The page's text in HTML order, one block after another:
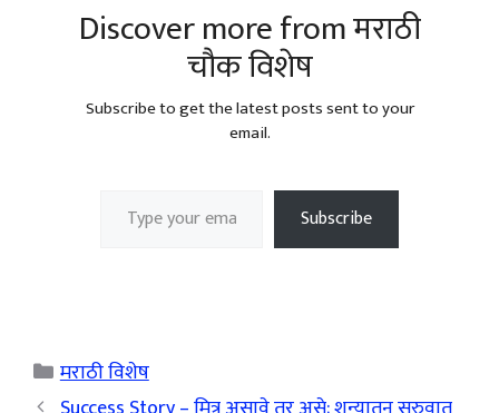
Discover more from मराठी
चौक विशेष
Subscribe to get the latest posts sent to your
email.
Subscribe
Categories
मराठी विशेष